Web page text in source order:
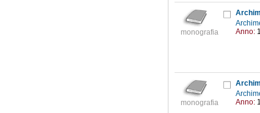
monografia
Anno:
monografia
Anno: